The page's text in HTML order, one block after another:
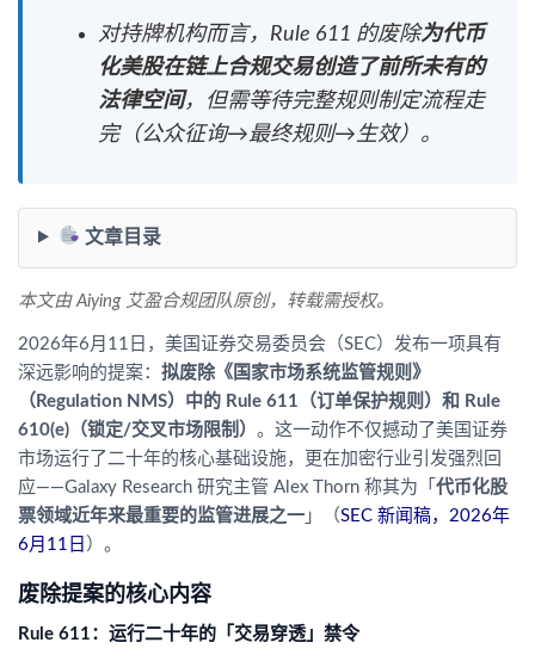
对持牌机构而言，Rule 611 的废除为代币
化美股在链上合规交易创造了前所未有的
法律空间，但需等待完整规则制定流程走
完（公众征询→最终规则→生效）。
文章目录
本文由 Aiying 艾盈合规团队原创，转载需授权。
2026年6月11日，美国证券交易委员会（SEC）发布一项具有
深远影响的提案： 拟废除《国家市场系统监管规则》
（Regulation NMS）中的 Rule 611（订单保护规则）和 Rule
610(e)（锁定/交叉市场限制） 。这一动作不仅撼动了美国证券
市场运行了二十年的核心基础设施，更在加密行业引发强烈回
应——Galaxy Research 研究主管 Alex Thorn 称其为「 代币化股
票领域近年来最重要的监管进展之一 」（SEC 新闻稿，2026年
6月11日 ）。
废除提案的核心内容
Rule 611：运行二十年的「交易穿透」禁令